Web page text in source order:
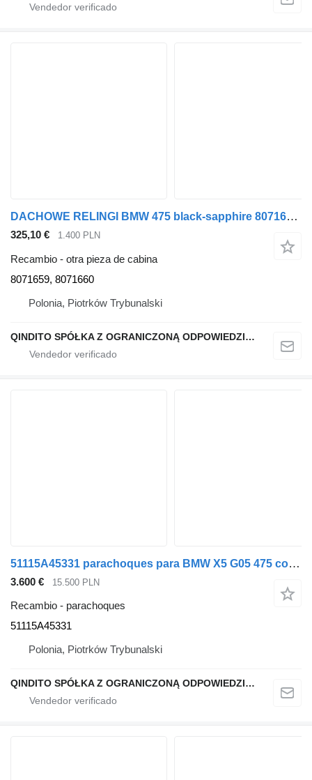
DACHOWE RELINGI BMW 475 black-sapphire 8071659, 8071660 para BMW X5 G05 coche
325,10 € 1.400 PLN
Recambio - otra pieza de cabina
8071659, 8071660
Polonia, Piotrków Trybunalski
QINDITO SPÓŁKA Z OGRANICZONĄ ODPOWIEDZIALNOŚCIĄ
51115A45331 parachoques para BMW X5 G05 475 coche
3.600 € 15.500 PLN
Recambio - parachoques
51115A45331
Polonia, Piotrków Trybunalski
QINDITO SPÓŁKA Z OGRANICZONĄ ODPOWIEDZIALNOŚCIĄ